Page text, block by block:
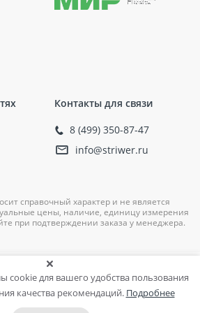
Подходит для использования
кровельных материалов и
Материалы высокого качества
в условиях экстремальных
Легко монтируется, что
процесс строительства или
для использования при
зданий, а также при
ремонте старых крыш.
как в частном строительстве, так
объектов.
монтажу
Контакты для связи
8 (499) 350-87-47
info@striwer.ru
справочный характер и не является
цены, наличие, единицу измерения
при подтверждении заказа у менеджера.
cookie для вашего удобства пользования
качества рекомендаций. Подробнее